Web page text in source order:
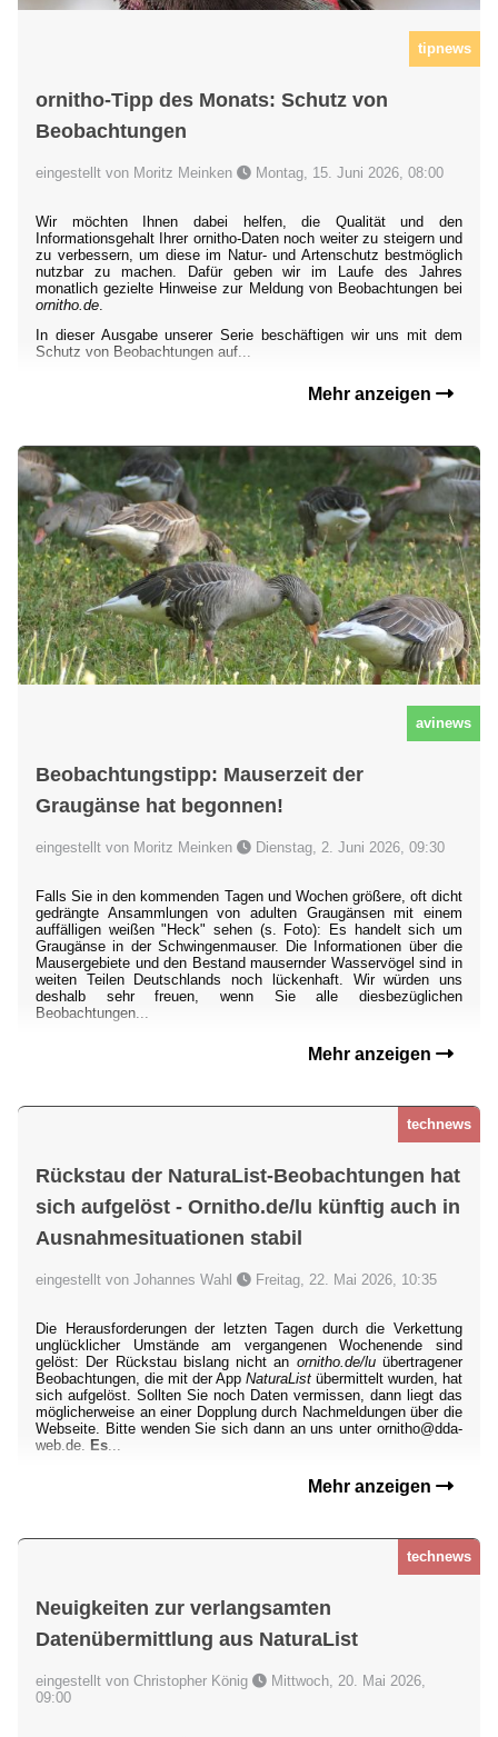
tipnews
ornitho-Tipp des Monats: Schutz von
Beobachtungen
eingestellt von Moritz Meinken Montag, 15. Juni 2026, 08:00
Wir möchten Ihnen dabei helfen, die Qualität und den
Informationsgehalt Ihrer ornitho-Daten noch weiter zu steigern und
zu verbessern, um diese im Natur- und Artenschutz bestmöglich
nutzbar zu machen. Dafür geben wir im Laufe des Jahres
monatlich gezielte Hinweise zur Meldung von Beobachtungen bei
ornitho.de
In dieser Ausgabe unserer Serie beschäftigen wir uns mit dem
Schutz von Beobachtungen auf...
Mehr anzeigen
avinews
Beobachtungstipp: Mauserzeit der
Graugänse hat begonnen!
eingestellt von Moritz Meinken Dienstag, 2. Juni 2026, 09:30
Falls Sie in den kommenden Tagen und Wochen größere, oft dicht
gedrängte Ansammlungen von adulten Graugänsen mit einem
auffälligen weißen "Heck" sehen (s. Foto): Es handelt sich um
Graugänse in der Schwingenmauser. Die Informationen über die
Mausergebiete und den Bestand mausernder Wasservögel sind in
weiten Teilen Deutschlands noch lückenhaft. Wir würden uns
deshalb sehr freuen, wenn Sie alle diesbezüglichen
Beobachtungen...
Mehr anzeigen
technews
Rückstau der NaturaList-Beobachtungen hat
sich aufgelöst - Ornitho.de/lu künftig auch in
Ausnahmesituationen stabil
eingestellt von Johannes Wahl Freitag, 22. Mai 2026, 10:35
Die Herausforderungen der letzten Tagen durch die Verkettung
unglücklicher Umstände am vergangenen Wochenende sind
gelöst: Der Rückstau bislang nicht an ornitho.de/luübertragener
Beobachtungen, die mit der App NaturaList übermittelt wurden, hat
sich aufgelöst. Sollten Sie noch Daten vermissen, dann liegt das
möglicherweise an einer Dopplung durch Nachmeldungen über die
Webseite. Bitte wenden Sie sich dann an uns unter ornitho@dda-
web.de. Es...
Mehr anzeigen
technews
Neuigkeiten zur verlangsamten
Datenübermittlung aus NaturaList
eingestellt von Christopher König
Mittwoch, 20. Mai 2026,
09:00